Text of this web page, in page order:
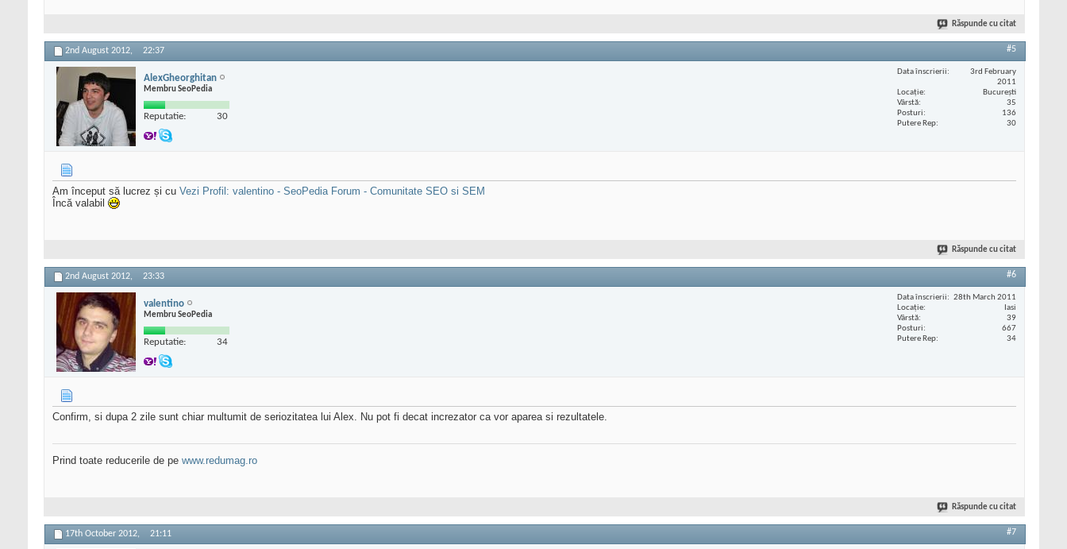
Răspunde cu citat
2nd August 2012, 22:37 #5
AlexGheorghitan
Membru SeoPedia
Reputatie: 30
Data înscrierii
3rd February
2011
Locaţie
București
Vârstă
35
Posturi
136
Putere Rep
30
Am început să lucrez și cu Vezi Profil: valentino - SeoPedia Forum - Comunitate SEO si SEM
Încă valabil
Răspunde cu citat
2nd August 2012, 23:33 #6
valentino
Membru SeoPedia
Reputatie: 34
Data înscrierii
28th March 2011
Locaţie
Iasi
Vârstă
39
Posturi
667
Putere Rep
34
Confirm, si dupa 2 zile sunt chiar multumit de seriozitatea lui Alex. Nu pot fi decat increzator ca vor aparea si rezultatele.
Prind toate reducerile de pe www.redumag.ro
Răspunde cu citat
17th October 2012, 21:11 #7